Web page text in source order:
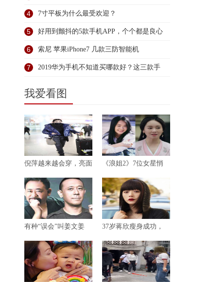
荐
4 7寸平板为什么最受欢迎？
5 好用到颤抖的5款手机APP，个个都是良心
6 索尼 苹果iPhone7 几款三防智能机
7 2019华为手机不知道买哪款好？这三款手
我爱看图
倪萍越来越会穿，亮面 《浪姐2》7位女星悄
有种“误会”叫姜文姜 37岁蒋欣瘦身成功，